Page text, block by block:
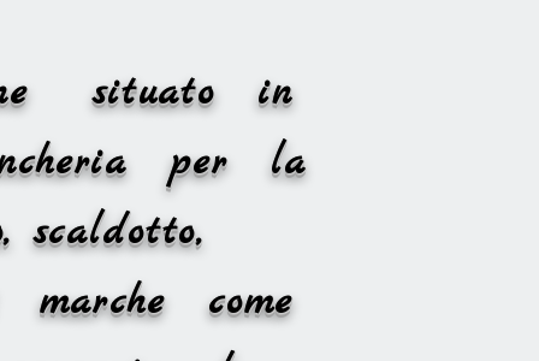
situato in
per la
scaldotto,
marche come